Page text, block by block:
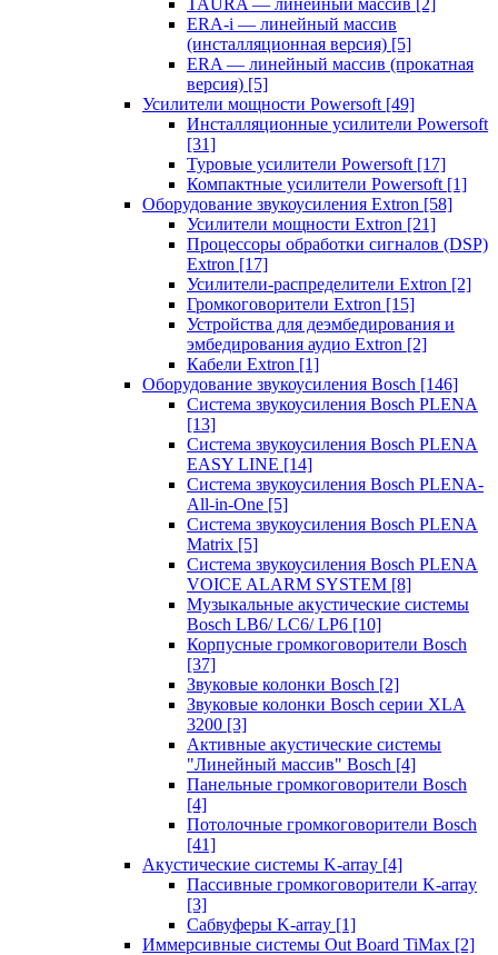
TAURA — линейный массив [2]
ERA-i — линейный массив
(инсталляционная версия) [5]
ERA — линейный массив (прокатная
версия) [5]
Усилители мощности Powersoft [49]
Инсталляционные усилители Powersoft
[31]
Туровые усилители Powersoft [17]
Компактные усилители Powersoft [1]
Оборудование звукоусиления Extron [58]
Усилители мощности Extron [21]
Процессоры обработки сигналов (DSP)
Extron [17]
Усилители-распределители Extron [2]
Громкоговорители Extron [15]
Устройства для деэмбедирования и
эмбедирования аудио Extron [2]
Кабели Extron [1]
Оборудование звукоусиления Bosch [146]
Система звукоусиления Bosch PLENA
[13]
Система звукоусиления Bosch PLENA
EASY LINE [14]
Система звукоусиления Bosch PLENA-
All-in-One [5]
Система звукоусиления Bosch PLENA
Matrix [5]
Система звукоусиления Bosch PLENA
VOICE ALARM SYSTEM [8]
Музыкальные акустические системы
Bosch LB6/ LC6/ LP6 [10]
Корпусные громкоговорители Bosch
[37]
Звуковые колонки Bosch [2]
Звуковые колонки Bosch серии XLA
3200 [3]
Активные акустические системы
"Линейный массив" Bosch [4]
Панельные громкоговорители Bosch
[4]
Потолочные громкоговорители Bosch
[41]
Акустические системы K-array [4]
Пассивные громкоговорители K-array
[3]
Сабвуферы K-array [1]
Иммерсивные системы Out Board TiMax [2]